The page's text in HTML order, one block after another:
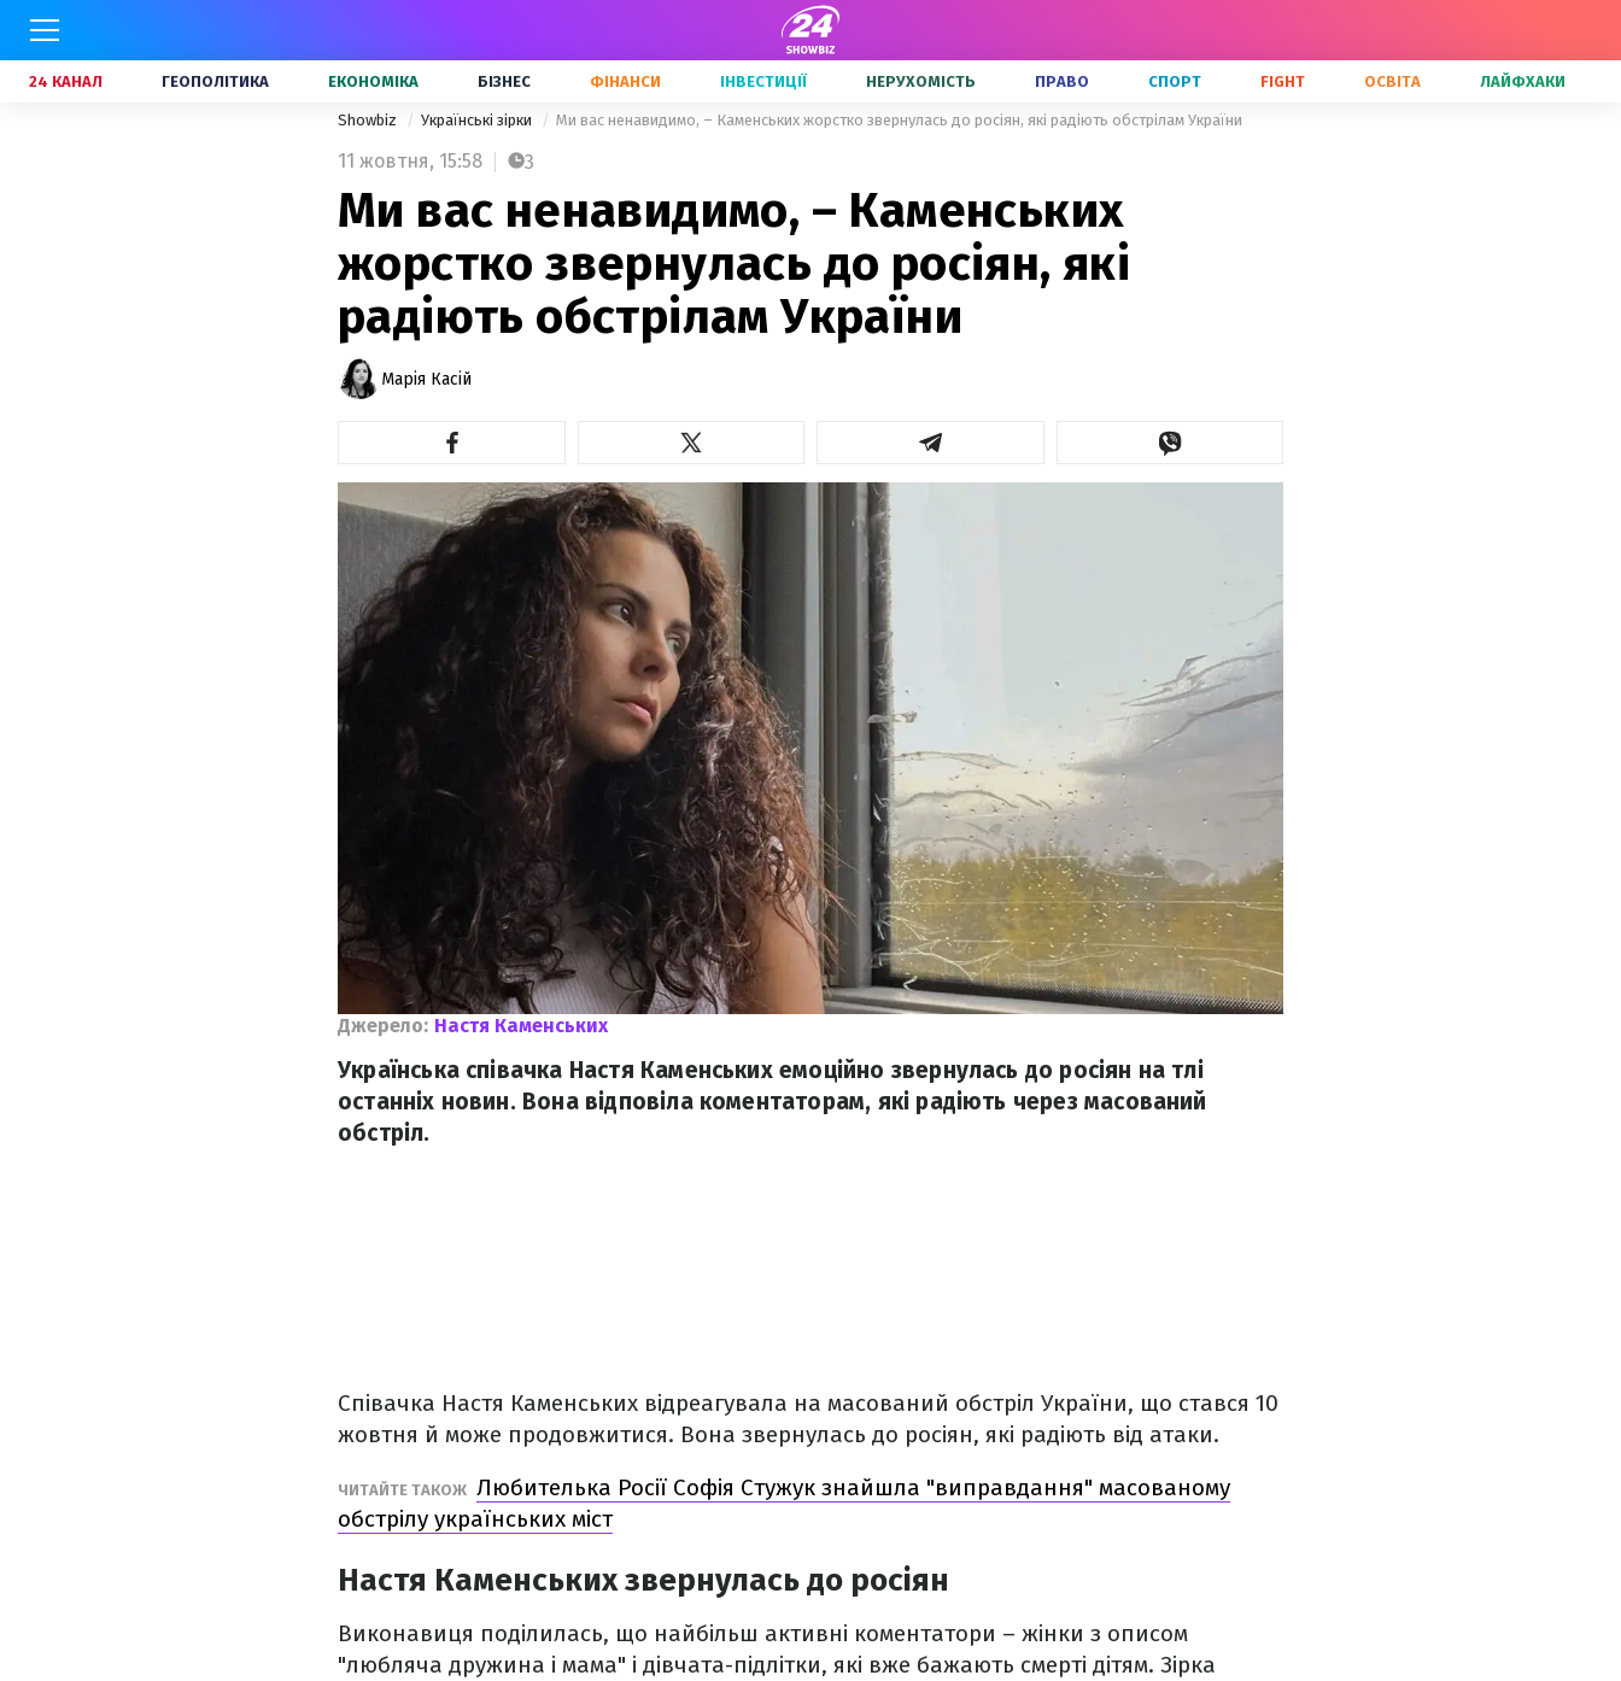
24 КАНАЛ ГЕОПОЛІТИКА ЕКОНОМІКА БІЗНЕС ФІНАНСИ ІНВЕСТИЦІЇ НЕРУХОМІСТЬ ПРАВО СПОРТ FIGHT ОСВІТА ЛАЙФХАКИ
Showbiz Українські зірки Ми вас ненавидимо, – Каменських жорстко звернулась до росіян, які радіють обстрілам України
11 жовтня, 15:58 3
Ми вас ненавидимо, – Каменських
жорстко звернулась до росіян, які
радіють обстрілам України
Марія Касій
Джерело: Настя Каменських
Українська співачка Настя Каменських емоційно звернулась до росіян на тлі
останніх новин. Вона відповіла коментаторам, які радіють через масований
обстріл.
Співачка Настя Каменських відреагувала на масований обстріл України, що стався 10
жовтня й може продовжитися. Вона звернулась до росіян, які радіють від атаки.
ЧИТАЙТЕ ТАКОЖ Любителька Росії Софія Стужук знайшла "виправдання" масованому
обстрілу українських міст
Настя Каменських звернулась до росіян
Виконавиця поділилась, що найбільш активні коментатори – жінки з описом
"любляча дружина і мама" і дівчата-підлітки, які вже бажають смерті дітям. Зірка